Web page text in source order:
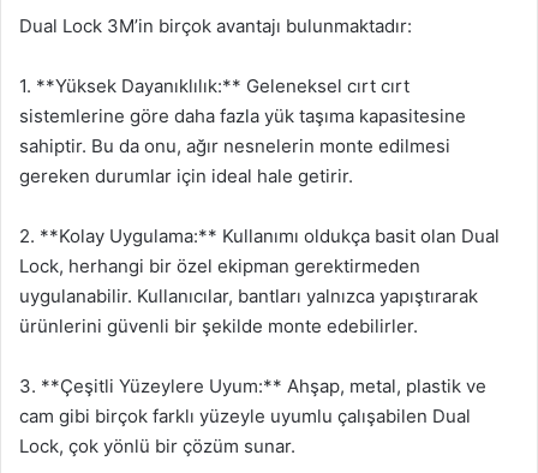
Dual Lock 3M’in birçok avantajı bulunmaktadır:
1. **Yüksek Dayanıklılık:** Geleneksel cırt cırt
sistemlerine göre daha fazla yük taşıma kapasitesine
sahiptir. Bu da onu, ağır nesnelerin monte edilmesi
gereken durumlar için ideal hale getirir.
2. **Kolay Uygulama:** Kullanımı oldukça basit olan Dual
Lock, herhangi bir özel ekipman gerektirmeden
uygulanabilir. Kullanıcılar, bantları yalnızca yapıştırarak
ürünlerini güvenli bir şekilde monte edebilirler.
3. **Çeşitli Yüzeylere Uyum:** Ahşap, metal, plastik ve
cam gibi birçok farklı yüzeyle uyumlu çalışabilen Dual
Lock, çok yönlü bir çözüm sunar.